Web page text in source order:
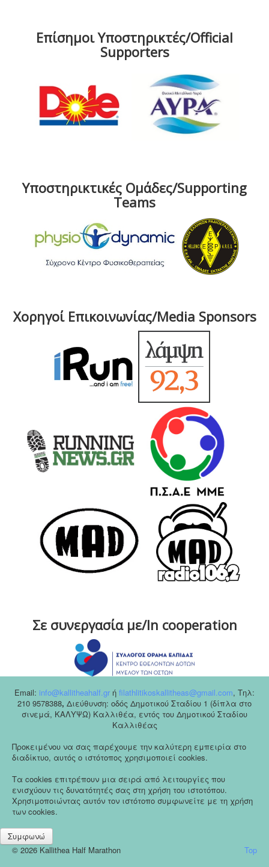
Επίσημοι Υποστηρικτές/Official
Supporters
Υποστηρικτικές Ομάδες/Supporting
Teams
Χορηγοί Επικοινωνίας/Media Sponsors
Σε συνεργασία με/In cooperation
Email: info@kallitheahalf.gr ή filathlitikoskallitheas@gmail.com, Tηλ:
210 9578388, Διεύθυνση: οδός Δημοτικού Σταδίου 1 (δίπλα στο
σινεμά, ΚΑΛΥΨΩ) Καλλιθέα, εντός του Δημοτικού Σταδίου
Καλλιθέας
Προκειμένου να σας παρέχουμε την καλύτερη εμπειρία στο
διαδίκτυο, αυτός ο ιστότοπος χρησιμοποιεί cookies.
Τα cookies επιτρέπουν μια σειρά από λειτουργίες που
ενισχύουν τις δυνατότητές σας στη χρήση του ιστοτόπου.
Χρησιμοποιώντας αυτόν τον ιστότοπο συμφωνείτε με τη χρήση
των cookies.
Συμφωνώ
Top
© 2026 Kallithea Half Marathon